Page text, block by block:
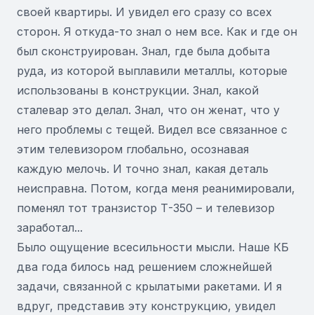
своей квартиры. И увидел его сразу со всех
сторон. Я откуда-то знал о нем все. Как и где он
был сконструирован. Знал, где была добыта
руда, из которой выплавили металлы, которые
использованы в конструкции. Знал, какой
сталевар это делал. Знал, что он женат, что у
него проблемы с тещей. Видел все связанное с
этим телевизором глобально, осознавая
каждую мелочь. И точно знал, какая деталь
неисправна. Потом, когда меня реанимировали,
поменял тот транзистор Т-350 – и телевизор
заработал...
Было ощущение всесильности мысли. Наше КБ
два года билось над решением сложнейшей
задачи, связанной с крылатыми ракетами. И я
вдруг, представив эту конструкцию, увидел